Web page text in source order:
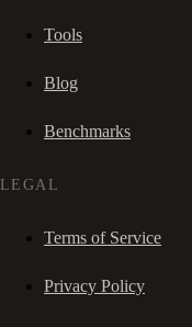
Tools
Blog
Benchmarks
LEGAL
Terms of Service
Privacy Policy